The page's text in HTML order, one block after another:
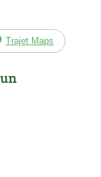
Trajet Maps